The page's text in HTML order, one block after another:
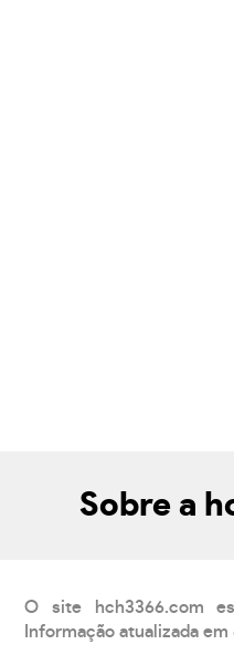
Sobre a
O site hch3366.com
Informação atualizada